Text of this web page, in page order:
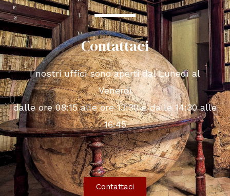
Contattaci
I nostri uffici sono aperti dal Lunedì al
Venerdì
dalle ore 08:15 alle ore 13:30 e dalle 14:30 alle
16:45
Contattaci